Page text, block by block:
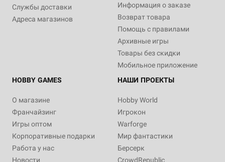
Службы доставки
Адреса магазинов
Информация о заказе
Возврат товара
Помощь с правилами
Архивные игры
Товары без скидки
Мобильное приложение
HOBBY GAMES
О магазине
Франчайзинг
Игры оптом
Корпоративные подарки
Работа у нас
Новости
НАШИ ПРОЕКТЫ
Hobby World
Игрокон
Warforge
Мир фантастики
Берсерк
CrowdRepublic